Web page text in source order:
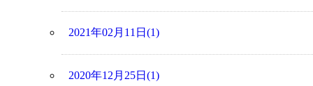
2021年02月11日(1)
2020年12月25日(1)